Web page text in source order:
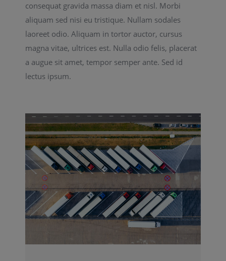
consequat gravida massa diam et nisl. Morbi
aliquam sed nisi eu tristique. Nullam sodales
laoreet odio. Aliquam in tortor auctor, cursus
magna vitae, ultrices est. Nulla odio felis, placerat
a augue sit amet, tempor semper ante. Sed id
lectus ipsum.